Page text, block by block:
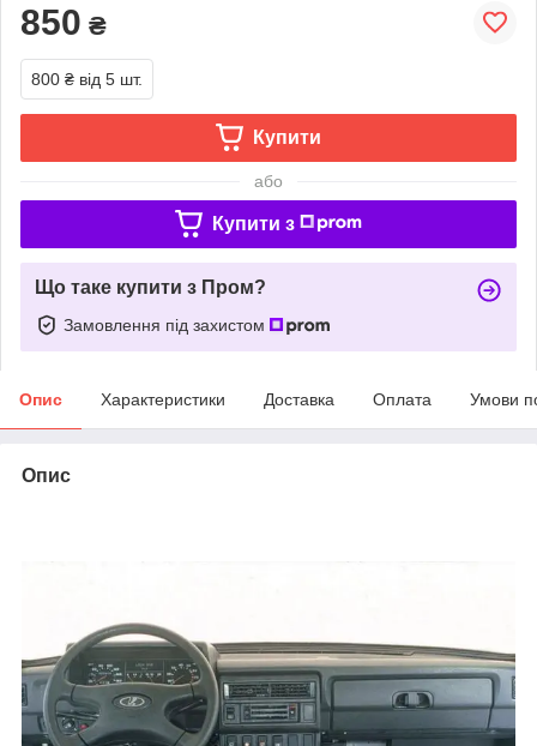
850 ₴
800 ₴ від 5 шт.
Купити
або
Купити з
Що таке купити з Пром?
Замовлення під захистом
Опис Характеристики Доставка Оплата Умови
Опис